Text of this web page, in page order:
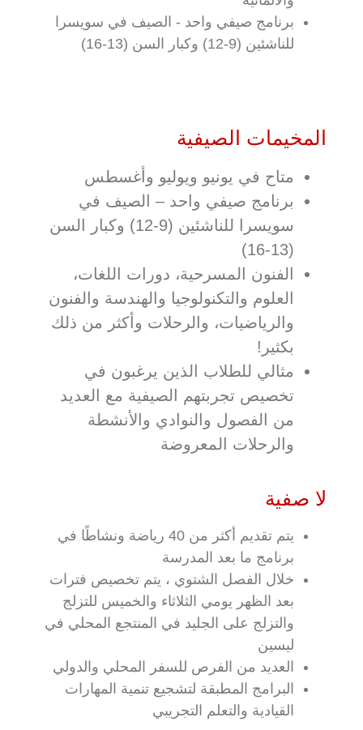
برنامج صيفي واحد - الصيف في سويسرا
للناشئين (9-12) وكبار السن (13-16)
المخيمات الصيفية
متاح في يونيو ويوليو وأغسطس
برنامج صيفي واحد – الصيف في
سويسرا للناشئين (9-12) وكبار السن
(13-16)
الفنون المسرحية، دورات اللغات،
العلوم والتكنولوجيا والهندسة والفنون
والرياضيات، والرحلات وأكثر من ذلك
بكثير!
مثالي للطلاب الذين يرغبون في
تخصيص تجربتهم الصيفية مع العديد
من الفصول والنوادي والأنشطة
والرحلات المعروضة
لا صفية
يتم تقديم أكثر من 40 رياضة ونشاطًا في
برنامج ما بعد المدرسة
خلال الفصل الشتوي ، يتم تخصيص فترات
بعد الظهر يومي الثلاثاء والخميس للتزلج
والتزلج على الجليد في المنتجع المحلي في
ليسين
العديد من الفرص للسفر المحلي والدولي
البرامج المطبقة لتشجيع تنمية المهارات
القيادية والتعلم التجريبي